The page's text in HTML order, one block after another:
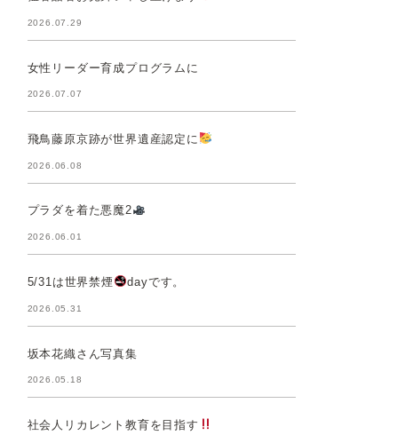
2026.07.29
女性リーダー育成プログラムに
2026.07.07
飛鳥藤原京跡が世界遺産認定に
2026.06.08
プラダを着た悪魔2
2026.06.01
5/31は世界禁煙 dayです。
2026.05.31
坂本花織さん写真集
2026.05.18
社会人リカレント教育を目指す